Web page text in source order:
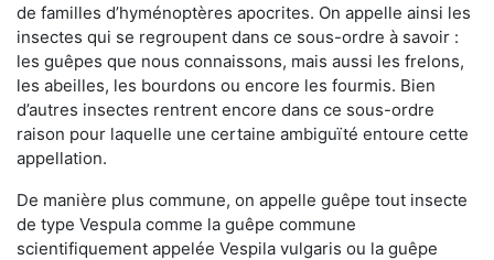
de familles d’hyménoptères apocrites. On appelle ainsi les
insectes qui se regroupent dans ce sous-ordre à savoir :
les guêpes que nous connaissons, mais aussi les frelons,
les abeilles, les bourdons ou encore les fourmis. Bien
d’autres insectes rentrent encore dans ce sous-ordre
raison pour laquelle une certaine ambiguïté entoure cette
appellation.
De manière plus commune, on appelle guêpe tout insecte
de type Vespula comme la guêpe commune
scientifiquement appelée Vespila vulgaris ou la guêpe